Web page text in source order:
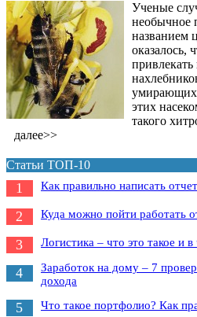
Ученые
необычное
названием
оказалось,
умирающих
этих
такого
далее>>
Статьи ТОП-10
1 Как правильно написать
2 Куда можно пойти работать
3 Логистика – что это такое и в
4
Заработок на дому – 7
дохода
5 Что такое портфолио? Как